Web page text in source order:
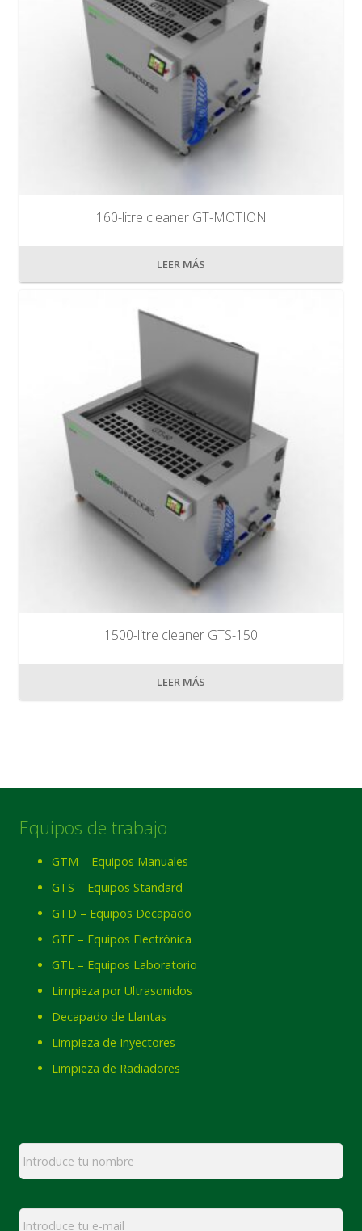
160-litre cleaner GT-MOTION
LEER MÁS
1500-litre cleaner GTS-150
LEER MÁS
Equipos de trabajo
GTM – Equipos Manuales
GTS – Equipos Standard
GTD – Equipos Decapado
GTE – Equipos Electrónica
GTL – Equipos Laboratorio
Limpieza por Ultrasonidos
Decapado de Llantas
Limpieza de Inyectores
Limpieza de Radiadores
Nombre *
Email *